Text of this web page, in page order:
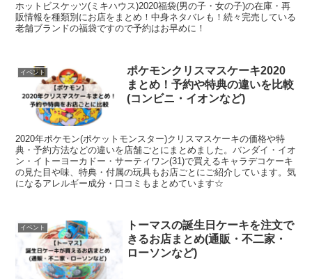
ホットビスケッツ(ミキハウス)2020福袋(男の子・女の子)の在庫・再
販情報を種類別にお店をまとめ！中身ネタバレも！続々完売している
老舗ブランドの福袋ですので予約はお早めに！
イベント
ポケモンクリスマスケーキ2020
まとめ！予約や特典の違いを比較
(コンビニ・イオンなど)
2020年ポケモン(ポケットモンスター)クリスマスケーキの価格や特
典・予約方法などの違いを店舗ごとにまとめました。バンダイ・イオ
ン・イトーヨーカドー・サーティワン(31)で買えるキャラデコケーキ
の見た目や味、特典・付属の玩具もお店ごとにご紹介しています。気
になるアレルギー成分・口コミもまとめています☆
イベント
トーマスの誕生日ケーキを注文で
きるお店まとめ(通販・不二家・
ローソンなど)